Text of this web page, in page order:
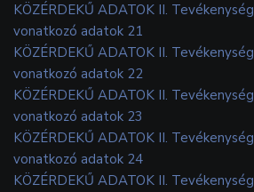
KÖZÉRDEKŰ ADATOK II.
vonatkozó adatok 21
KÖZÉRDEKŰ ADATOK II.
vonatkozó adatok 22
KÖZÉRDEKŰ ADATOK II.
vonatkozó adatok 23
KÖZÉRDEKŰ ADATOK II.
vonatkozó adatok 24
KÖZÉRDEKŰ ADATOK II.